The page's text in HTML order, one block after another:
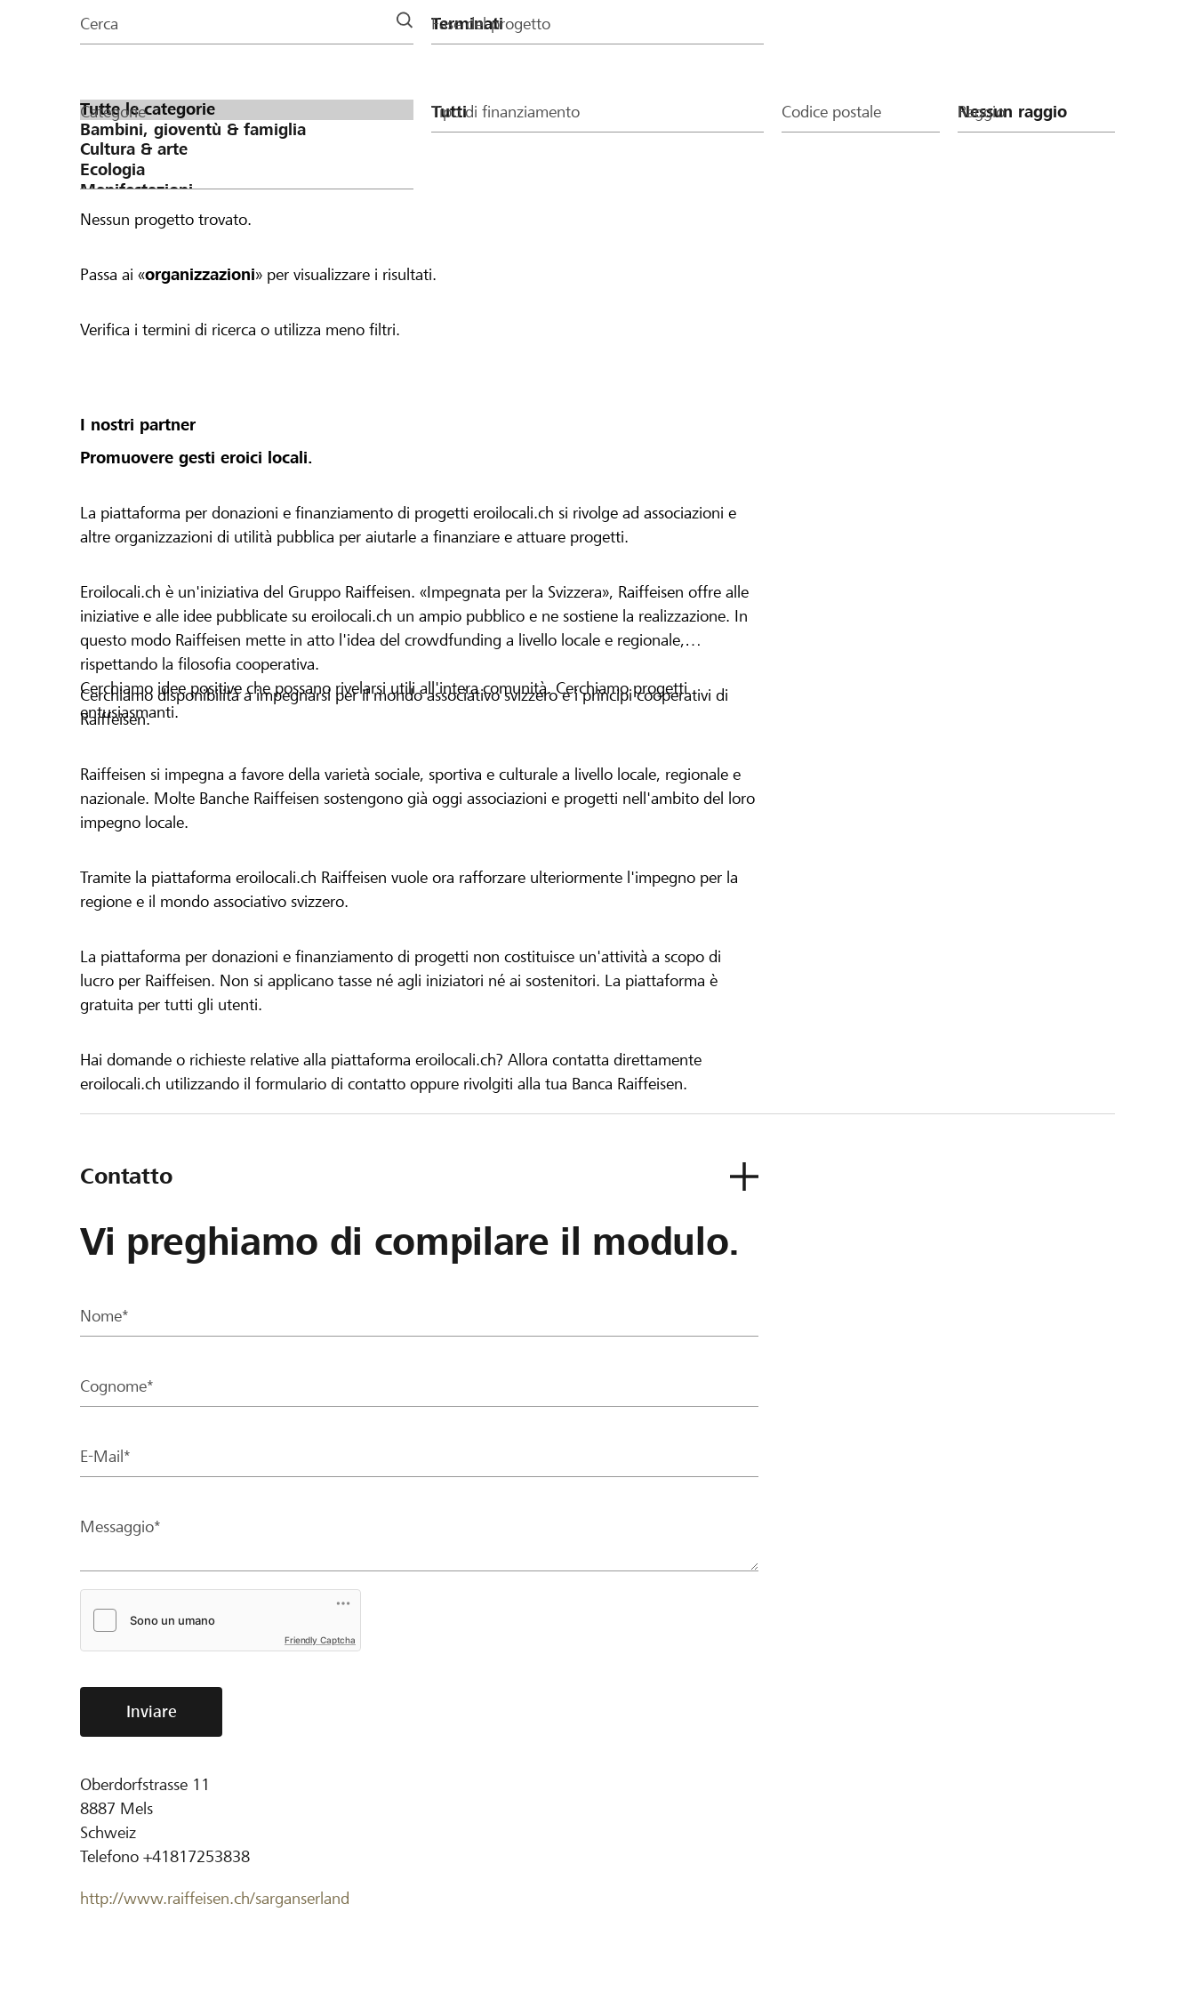
della
Cerca Fase del progetto
Categorie Tipo di finanziamento Codice postale Raggio
Nessun progetto trovato.
Passa ai «organizzazioni» per visualizzare i risultati.
Verifica i termini di ricerca o utilizza meno filtri.
I nostri partner
Promuovere gesti eroici locali.
La piattaforma per donazioni e finanziamento di progetti eroilocali.ch si rivolge ad associazioni e
altre organizzazioni di utilità pubblica per aiutarle a finanziare e attuare progetti.
Eroilocali.ch è un'iniziativa del Gruppo Raiffeisen. «Impegnata per la Svizzera», Raiffeisen offre alle
iniziative e alle idee pubblicate su eroilocali.ch un ampio pubblico e ne sostiene la realizzazione. In
questo modo Raiffeisen mette in atto l'idea del crowdfunding a livello locale e regionale,
rispettando la filosofia cooperativa.
Cerchiamo idee positive che possano rivelarsi utili all'intera comunità. Cerchiamo progetti
entusiasmanti.
Cerchiamo disponibilità a impegnarsi per il mondo associativo svizzero e i principi cooperativi di
Raiffeisen.
Raiffeisen si impegna a favore della varietà sociale, sportiva e culturale a livello locale, regionale e
nazionale. Molte Banche Raiffeisen sostengono già oggi associazioni e progetti nell'ambito del loro
impegno locale.
Tramite la piattaforma eroilocali.ch Raiffeisen vuole ora rafforzare ulteriormente l'impegno per la
regione e il mondo associativo svizzero.
La piattaforma per donazioni e finanziamento di progetti non costituisce un'attività a scopo di
lucro per Raiffeisen. Non si applicano tasse né agli iniziatori né ai sostenitori. La piattaforma è
gratuita per tutti gli utenti.
Hai domande o richieste relative alla piattaforma eroilocali.ch? Allora contatta direttamente
eroilocali.ch utilizzando il formulario di contatto oppure rivolgiti alla tua Banca Raiffeisen.
Contatto
Vi preghiamo di compilare il modulo.
Nome*
Cognome*
E-Mail*
Messaggio*
Friendly Captcha
Inviare
Oberdorfstrasse 11
8887 Mels
Schweiz
Telefono +41817253838
http://www.raiffeisen.ch/sarganserland